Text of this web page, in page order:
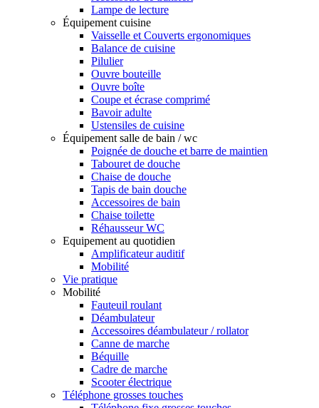
Lampe de lecture
Équipement cuisine
Vaisselle et Couverts ergonomiques
Balance de cuisine
Pilulier
Ouvre bouteille
Ouvre boîte
Coupe et écrase comprimé
Bavoir adulte
Ustensiles de cuisine
Équipement salle de bain / wc
Poignée de douche et barre de maintien
Tabouret de douche
Chaise de douche
Tapis de bain douche
Accessoires de bain
Chaise toilette
Réhausseur WC
Equipement au quotidien
Amplificateur auditif
Mobilité
Vie pratique
Mobilité
Fauteuil roulant
Déambulateur
Accessoires déambulateur / rollator
Canne de marche
Béquille
Cadre de marche
Scooter électrique
Téléphone grosses touches